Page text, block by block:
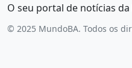
O seu portal de notícias da
© 2025 MundoBA. Todos os